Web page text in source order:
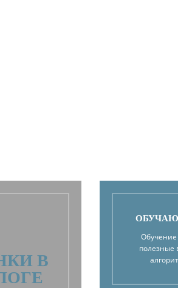
В
Обучение
полезные